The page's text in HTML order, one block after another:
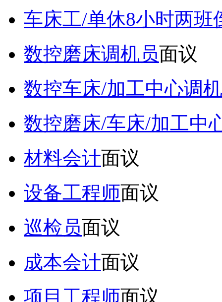
车床工/单休8小时两班
数控磨床调机员面议
数控车床/加工中心调
数控磨床/车床/加工中
材料会计面议
设备工程师面议
巡检员面议
成本会计面议
项目工程师面议